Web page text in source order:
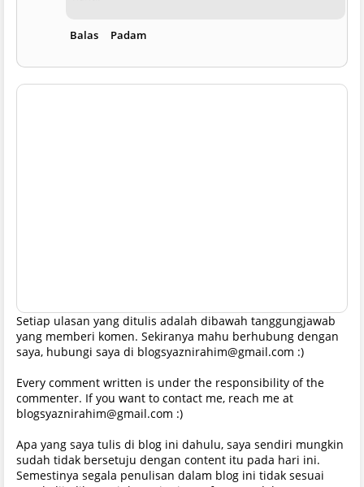
Balas Padam
Setiap ulasan yang ditulis adalah dibawah tanggungjawab
yang memberi komen. Sekiranya mahu berhubung dengan
saya, hubungi saya di blogsyaznirahim@gmail.com :)
Every comment written is under the responsibility of the
commenter. If you want to contact me, reach me at
blogsyaznirahim@gmail.com :)
Apa yang saya tulis di blog ini dahulu, saya sendiri mungkin
sudah tidak bersetuju dengan content itu pada hari ini.
Semestinya segala penulisan dalam blog ini tidak sesuai